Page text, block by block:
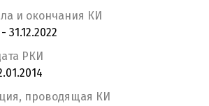
и окончания КИ
31.12.2022
РКИ
проводящая КИ